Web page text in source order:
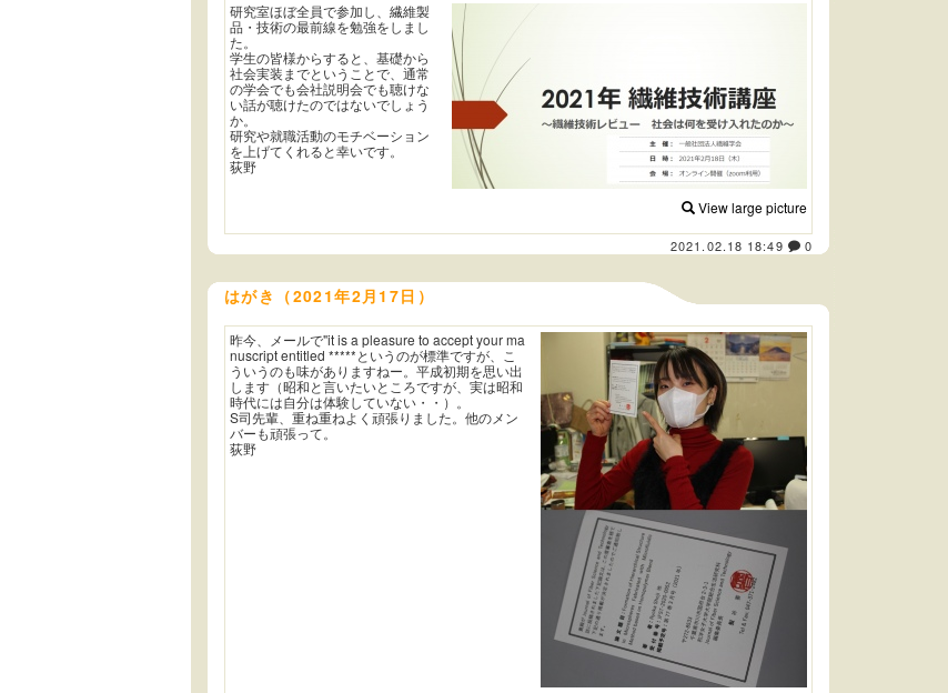
View large picture
研究室ほぼ全員で参加し、繊維製
品・技術の最前線を勉強をしまし
た。
学生の皆様からすると、基礎から
社会実装までということで、通常
の学会でも会社説明会でも聴けな
い話が聴けたのではないでしょう
か。
研究や就職活動のモチベーション
を上げてくれると幸いです。
荻野
2021.02.18 18:49 0
はがき（2021年2月17日）
昨今、メールで"it is a pleasure to accept your ma
nuscript entitled *****というのが標準ですが、こ
ういうのも味がありますねー。平成初期を思い出
します（昭和と言いたいところですが、実は昭和
時代には自分は体験していない・・）。
S司先輩、重ね重ねよく頑張りました。他のメン
バーも頑張って。
荻野